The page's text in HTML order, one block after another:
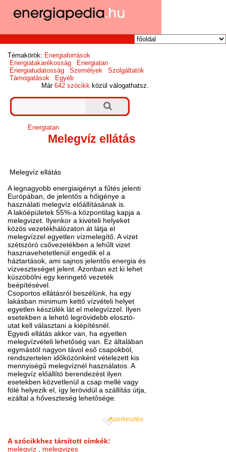
Témakörök: Energiaforrások
Energiatakarékosság
Energiatan
Energiatudatosság
Személyek
Szolgáltatók
Támogatások
Egyéb
Már642 szócikk közül válogathatsz.
Energiatan
Melegvíz ellátás
Melegvíz ellátás
A legnagyobb energiaigényt a fűtés jelenti
Európában, de jelentős a hőigénye a
használati melegvíz előállításának is.
A lakóépületek 55%-a központilag kapja a
melegvizet. Ilyenkor a kivételi helyeket
közös vezetékhálózaton át látja el
melegvízzel egyetlen vízmelegítő. A vizet
szétszóró csővezetékben a lehűlt vizet
hasznavehetetlenül engedik el a
háztartások, ami sajnos jelentős energia és
vízveszteséget jelent. Azonban ezt ki lehet
küszöbölni egy keringető vezeték
beépítésével.
Csoportos ellátásról beszélünk, ha egy
lakásban minimum kettő vízvételi helyet
egyetlen készülék lát el melegvízzel. Ilyen
esetekben a lehető legrövidebb elosztó-
utat kell választani a kiépítésnél.
Egyedi ellátás akkor van, ha egyetlen
melegvízvételi lehetőség van. Ez általában
egymástól nagyon távol eső csapokból,
rendszertelen időközönként vételezett kis
mennyiségű melegvíznél használatos. A
melegvíz előállító berendezést ilyen
esetekben közvetlenül a csap mellé vagy
fölé helyezik el, így lerövidül a szállítás útja,
ezáltal a hőveszteség lehetősége.
szerkesztés
A szócikkhez társított címkék:
melegvíz , melegvizes